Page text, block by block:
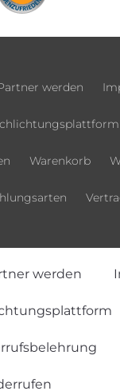
werden
Warenkorb
werden